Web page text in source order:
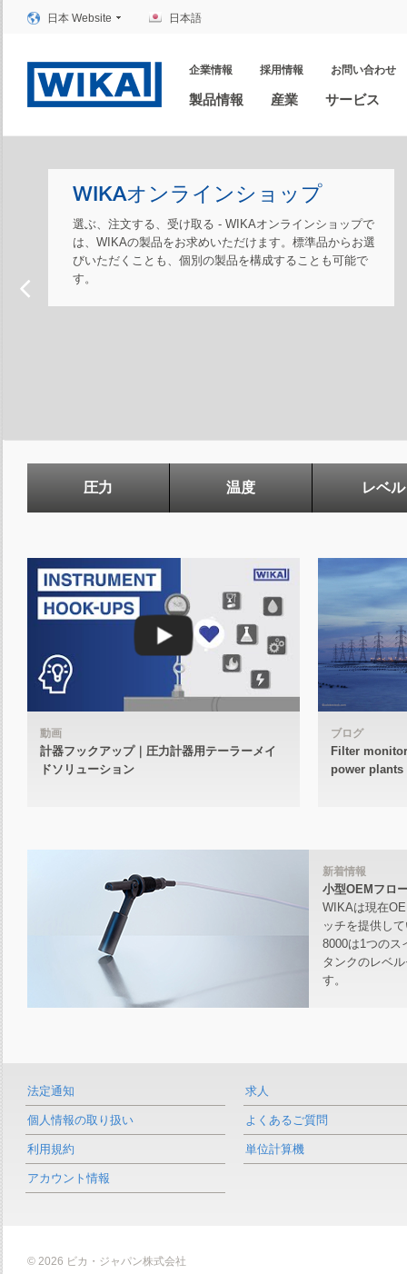
日本 Website 日本語
企業情報 採用情報 お問い合わせ
製品情報 産業 サービス
WIKAオンラインショップ
選ぶ、注文する、受け取る - WIKAオンラインショップで
は、WIKAの製品をお求めいただけます。標準品からお選
びいただくことも、個別の製品を構成することも可能で
す。
効率性の追求
WIKAにとって、顧客にどれだけの効率を提供できるかは
最も重要な物事です。正確なパフォーマンスを提供する
我々の高品質な製品にご期待ください。
圧力 温度 レベル
動画
計器フックアップ｜圧力計器用テーラーメイ
ドソリューション
ブログ
Filter
power plants
新着情報
小型OEMフロ
WIKAは現在
ッチを提供し
8000は1つのス
タンクのレベ
す。
法定通知
個人情報の取り扱い
利用規約
アカウント情報
求人
よくあるご質問
単位計算機
© 2026 ビカ・ジャパン株式会社